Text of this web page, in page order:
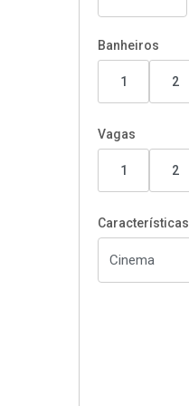
Banheiros
1 2
Vagas
1 2
Características